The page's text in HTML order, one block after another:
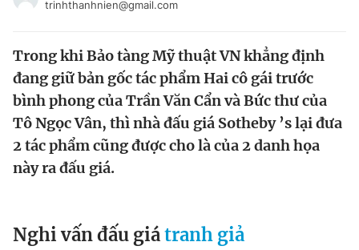
Video Magazine
Sản phẩm khác
Tiện ích
trinhthanhnien@gmail.com
Trong khi Bảo tàng Mỹ thuật VN khẳng định
đang giữ bản gốc tác phẩm Hai cô gái trước
bình phong của Trần Văn Cẩn và Bức thư của
Tô Ngọc Vân, thì nhà đấu giá Sotheby ’s lại đưa
2 tác phẩm cũng được cho là của 2 danh họa
này ra đấu giá.
Nghi vấn đấu giátranh giả